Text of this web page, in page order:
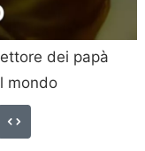
dei papà
mondo